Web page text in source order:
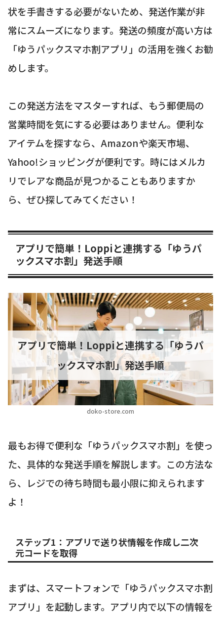
状を手書きする必要がないため、発送作業が非
常にスムーズになります。発送の頻度が高い方は
「ゆうパックスマホ割アプリ」の活用を強くお勧
めします。
この発送方法をマスターすれば、もう郵便局の
営業時間を気にする必要はありません。便利な
アイテムを探すなら、Amazonや楽天市場、
Yahoo!ショッピングが便利です。時にはメルカ
リでレアな商品が見つかることもありますか
ら、ぜひ探してみてください！
アプリで簡単！Loppiと連携する「ゆうパ
ックスマホ割」発送手順
doko-store.com
アプリで簡単！Loppiと連携する「ゆうパ
ックスマホ割」発送手順
最もお得で便利な「ゆうパックスマホ割」を使っ
た、具体的な発送手順を解説します。この方法な
ら、レジでの待ち時間も最小限に抑えられます
よ！
ステップ1：アプリで送り状情報を作成し二次
元コードを取得
まずは、スマートフォンで「ゆうパックスマホ割
アプリ」を起動します。アプリ内で以下の情報を